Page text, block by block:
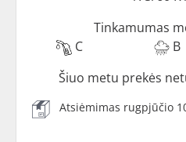
Tinkamumas
C
B
Šiuo metu prekės
Atsiėmimas rugpjūčio